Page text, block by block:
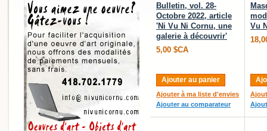
Bulletin, vol. 28-
Octobre 2022, article
'Ni Vu Ni Cornu, une
galerie à découvrir'
5,00 $CA
Ajouter au panier
Ajouter à ma liste d'envies
Ajouter au comparateur
Vu